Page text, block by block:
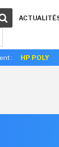
: HP POLY